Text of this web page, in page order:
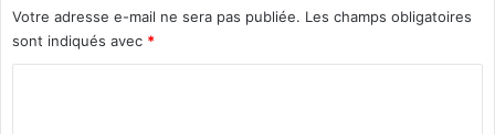
P
l
Votre adresse e-mail ne sera pas publiée. Les champs obligatoires
sont indiqués avec *